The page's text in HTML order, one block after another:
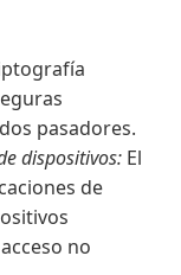
pasadores.
dispositivos: El
de
no